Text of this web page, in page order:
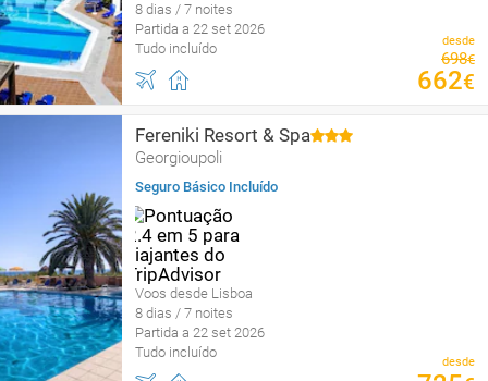
8 dias / 7 noites
Partida a 22 set 2026
Tudo incluído
desde
698€
662€
Fereniki Resort & Spa
Georgioupoli
Seguro Básico Incluído
Voos desde Lisboa
8 dias / 7 noites
Partida a 22 set 2026
Tudo incluído
desde